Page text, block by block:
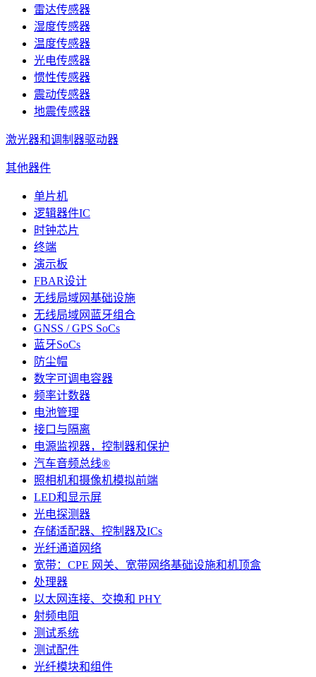
雷达传感器
湿度传感器
温度传感器
光电传感器
惯性传感器
震动传感器
地震传感器
激光器和调制器驱动器
其他器件
单片机
逻辑器件IC
时钟芯片
终端
演示板
FBAR设计
无线局域网基础设施
无线局域网蓝牙组合
GNSS / GPS SoCs
蓝牙SoCs
防尘帽
数字可调电容器
频率计数器
电池管理
接口与隔离
电源监视器，控制器和保护
汽车音频总线®
照相机和摄像机模拟前端
LED和显示屏
光电探测器
存储适配器、控制器及ICs
光纤通道网络
宽带：CPE 网关、宽带网络基础设施和机顶盒
处理器
以太网连接、交换和 PHY
射频电阻
测试系统
测试配件
光纤模块和组件